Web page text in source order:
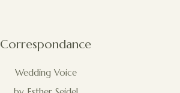
Correspondance
Wedding Voice